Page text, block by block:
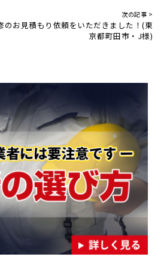
次の記事 >
のお見積もり依頼をいただきました！(東
京都町田市・J様)